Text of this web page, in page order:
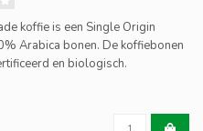
koffie is een Single Origin
Arabica bonen. De koffiebonen
en biologisch.